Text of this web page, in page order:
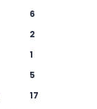
6
2
1
5
17